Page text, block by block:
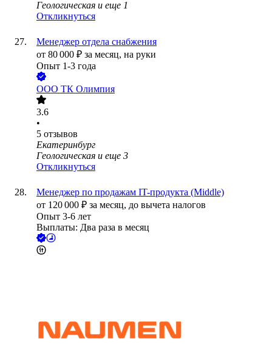
Геологическая и еще 1
Откликнуться
Менеджер отдела снабжения
от 80 000 ₽ за месяц, на руки
Опыт 1-3 года
ООО ТК Олимпия
3.6
•
5 отзывов
Екатеринбург
Геологическая и еще 3
Откликнуться
Менеджер по продажам IT-продукта (Middle)
от 120 000 ₽ за месяц, до вычета налогов
Опыт 3-6 лет
Выплаты: Два раза в месяц